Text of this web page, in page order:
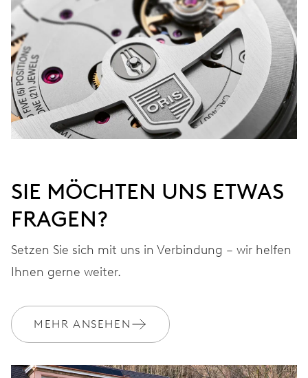
MYORIS
SIE MÖCHTEN UNS ETWAS
FRAGEN?
Setzen Sie sich mit uns in Verbindung – wir helfen
Ihnen gerne weiter.
MEHR ANSEHEN